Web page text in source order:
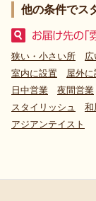
他の条件でス
狭い・小さい所
室内に設置
屋外
日中営業
夜間営業
スタイリッシュ
和
アジアンテイスト